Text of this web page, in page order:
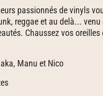
passionnés de vinyls
reggae et au delà...
Chaussez vos
Manu et Nico